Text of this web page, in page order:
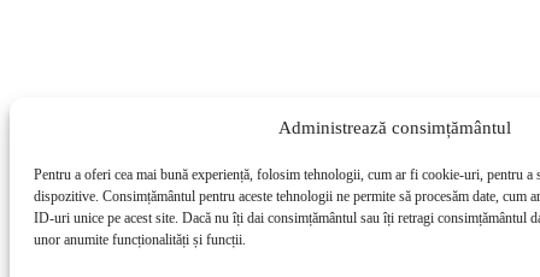
Administrează consimțământul
Pentru a oferi cea mai bună experiență, folosim tehnologii, cum ar fi cookie-uri, pentru a
dispozitive. Consimțământul pentru aceste tehnologii ne permite să procesăm date, cum
ID-uri unice pe acest site. Dacă nu îți dai consimțământul sau îți retragi consimțământul
unor anumite funcționalități și funcții.